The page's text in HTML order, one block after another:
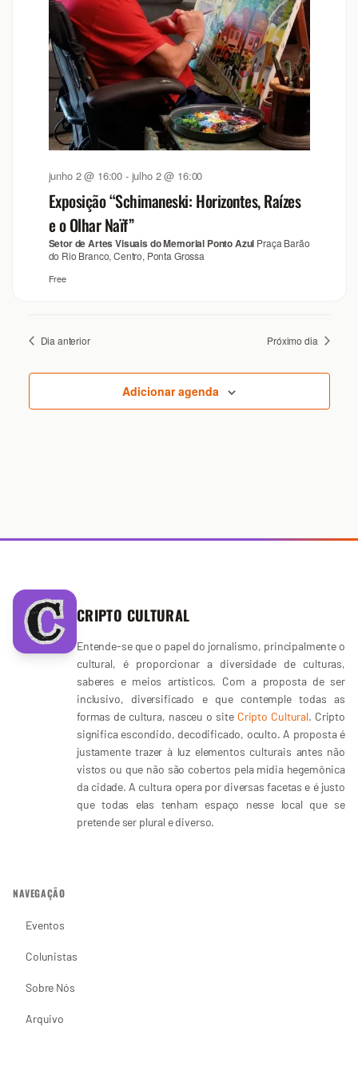
junho 2 @ 16:00 - julho 2 @ 16:00
Exposição “Schimaneski: Horizontes, Raízes
e o Olhar Naïf”
Setor de Artes Visuais do Memorial Ponto Azul Praça Barão
do Rio Branco, Centro, Ponta Grossa
Free
Dia anterior Próximo dia
Adicionar agenda
CRIPTO CULTURAL
Entende-se que o papel do jornalismo, principalmente o
cultural, é proporcionar a diversidade de culturas,
saberes e meios artísticos. Com a proposta de ser
inclusivo, diversificado e que contemple todas as
formas de cultura, nasceu o site Cripto Cultural. Cripto
significa escondido, decodificado, oculto. A proposta é
justamente trazer à luz elementos culturais antes não
vistos ou que não são cobertos pela mídia hegemônica
da cidade. A cultura opera por diversas facetas e é justo
que todas elas tenham espaço nesse local que se
pretende ser plural e diverso.
NAVEGAÇÃO
Eventos
Colunistas
Sobre Nós
Arquivo